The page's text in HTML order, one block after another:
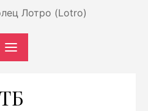
Лотро (Lotro)
ТБ